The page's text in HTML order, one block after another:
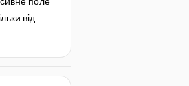
від